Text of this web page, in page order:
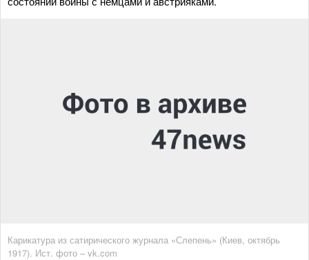
Карикатура из сатирического журнала «Слепень» (Киев, октябрь
1917). Ист. фото – vk.com